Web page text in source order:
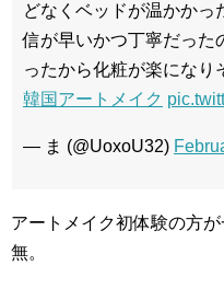
どなくベッドが温かかっ
信が早いかつ丁寧だった
ったから化粧が楽にな
韓国アートメイク
— ま (@UoxoU32)
アートメイク初体験の方
無。